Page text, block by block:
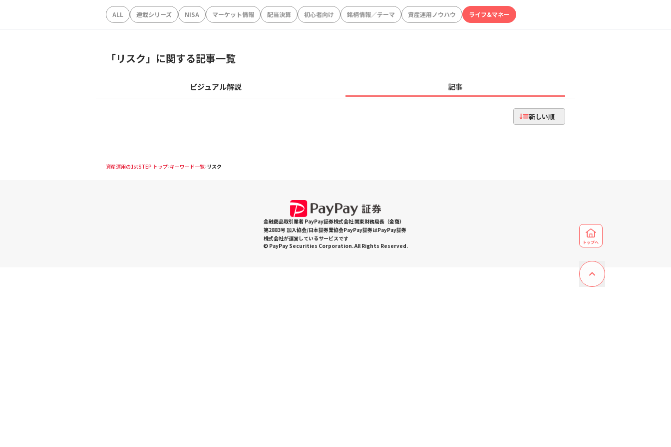
ALL 連載シリーズ NISA マーケット情報 配当決算 初心者向け 銘柄情報／テーマ 資産運用ノウハウ ライフ&マネー
「リスク」に関する記事一覧
ビジュアル解説 記事
新しい順
資産運用の1stSTEP トップ キーワード一覧 リスク
金融商品取引業者 PayPay証券株式会社 関東財務局長（金商）
第2883号 加入協会/日本証券業協会PayPay証券はPayPay証券
株式会社が運営しているサービスです
© PayPay Securities Corporation. All Rights Reserved.